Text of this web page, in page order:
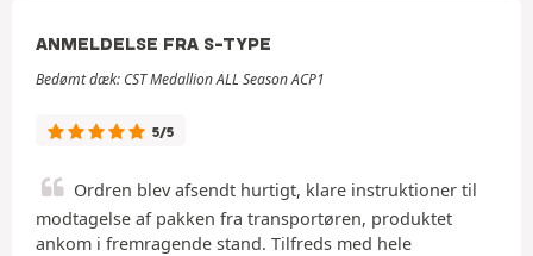
ANMELDELSE FRA S-TYPE
Bedømt dæk: CST Medallion ALL Season ACP1
5/5
Ordren blev afsendt hurtigt, klare instruktioner til
modtagelse af pakken fra transportøren, produktet
ankom i fremragende stand. Tilfreds med hele